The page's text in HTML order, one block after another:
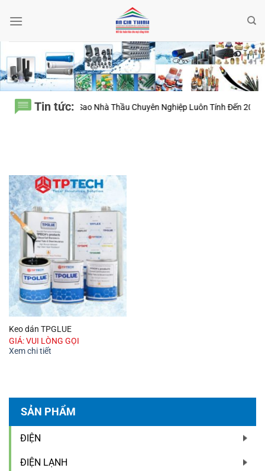
qua
Tin tức:
Đệ Nhất – Vì Sao Nhà Thầu Chuyên Nghiệp Luôn Tính Đến 20 Năm
SẢN PHẨM
ĐIỆN
ĐIỆN LẠNH
Keo dán TPGLUE
GIÁ: VUI LÒNG GỌI
Xem chi tiết